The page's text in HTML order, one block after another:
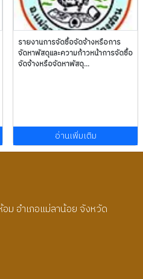
รายงานการจัดซื้อจัดจ้างหรือการ
จัดหาพัสดุและความก้าวหน้าการจัดซื้อ
จัดจ้างหรือจัดหาพัสดุ...
อ่านเพิ่มเติม
ม อำเภอแม่ลาน้อย จังหวัด